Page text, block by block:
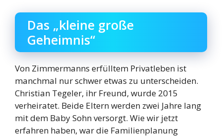
Das „kleine große
Geheimnis“
Von Zimmermanns erfülltem Privatleben ist
manchmal nur schwer etwas zu unterscheiden.
Christian Tegeler, ihr Freund, wurde 2015
verheiratet. Beide Eltern werden zwei Jahre lang
mit dem Baby Sohn versorgt. Wie wir jetzt
erfahren haben, war die Familienplanung